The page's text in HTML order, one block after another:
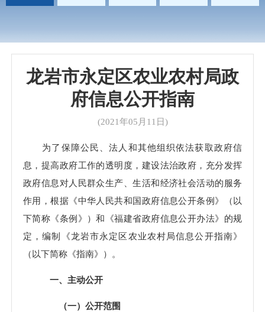
龙岩市永定区农业农村局政
府信息公开指南
(2021年05月11日)
为了保障公民、法人和其他组织依法获取政府信
息，提高政府工作的透明度，建设法治政府，充分发挥
政府信息对人民群众生产、生活和经济社会活动的服务
作用，根据《中华人民共和国政府信息公开条例》（以
下简称《条例》）和《福建省政府信息公开办法》的规
定，编制《龙岩市永定区农业农村局信息公开指南》
（以下简称《指南》）。
一、主动公开
（一）公开范围